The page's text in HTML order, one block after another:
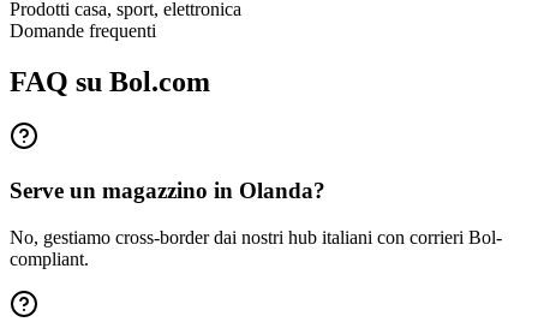
Prodotti casa, sport, elettronica
Domande frequenti
FAQ su Bol.com
Serve un magazzino in Olanda?
No, gestiamo cross-border dai nostri hub italiani con corrieri Bol-
compliant.